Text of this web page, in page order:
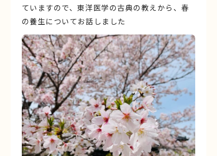
ていますので、東洋医学の古典の教えから、春
の養生についてお話しました